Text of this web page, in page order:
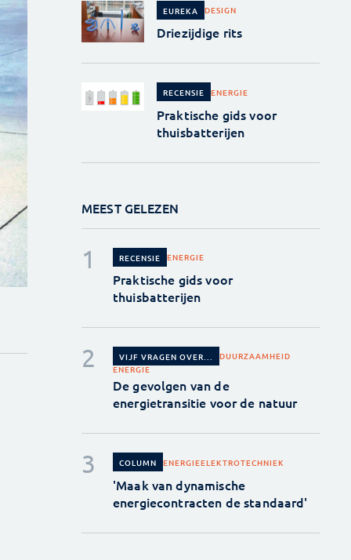
EUREKA DESIGN
Driezijdige rits
RECENSIE ENERGIE
Praktische gids voor
thuisbatterijen
MEEST GELEZEN
RECENSIE ENERGIE
Praktische gids voor
thuisbatterijen
VIJF VRAGEN OVER...
DUURZAAMHEID
ENERGIE
De gevolgen van de
energietransitie voor de natuur
COLUMN ENERGIEELEKTROTECHNIEK
'Maak van dynamische
energiecontracten de standaard'